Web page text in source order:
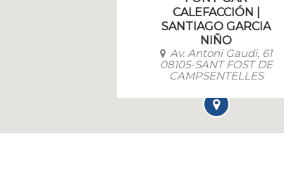
CALEFACCIÓN |
SANTIAGO GARCIA
NIÑO
Av. Antoni Gaudi, 61
08105-SANT FOST DE
CAMPSENTELLES